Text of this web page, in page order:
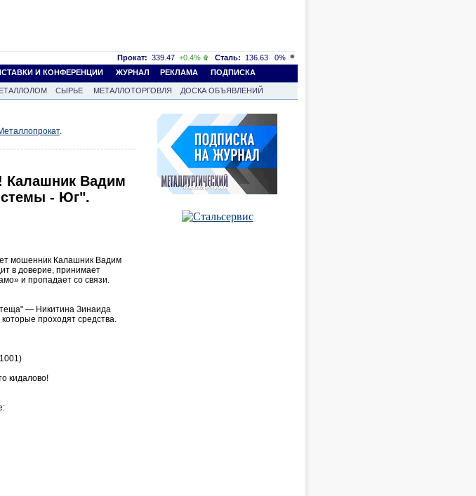
Прокат: 339.47 +0.4% Сталь: 136.63
0%
И КОНФЕРЕНЦИИ ЖУРНАЛ РЕКЛАМА ПОДПИСКА
СЫРЬЕ МЕТАЛЛОТОРГОВЛЯ
ДОСКА ОБЪЯВЛЕНИЙ
.
Калашник Вадим
- Юг".
мошенник Калашник Вадим
в доверие, принимает
и пропадает со связи.
— Никитина Зинаида
проходят средства.
кидалово!